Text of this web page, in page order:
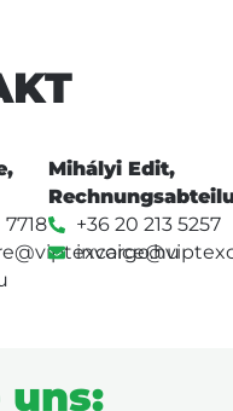
7718
Mihályi Edit,
+36 20 213 5257
uns: